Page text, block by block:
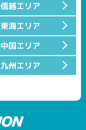
信越エリア
東海エリア
中国エリア
九州エリア